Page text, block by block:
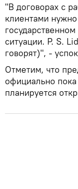
"В договорах с
клиентами
ситуации. P. S.
говорят)", -
Отметим, что
официально
планируется